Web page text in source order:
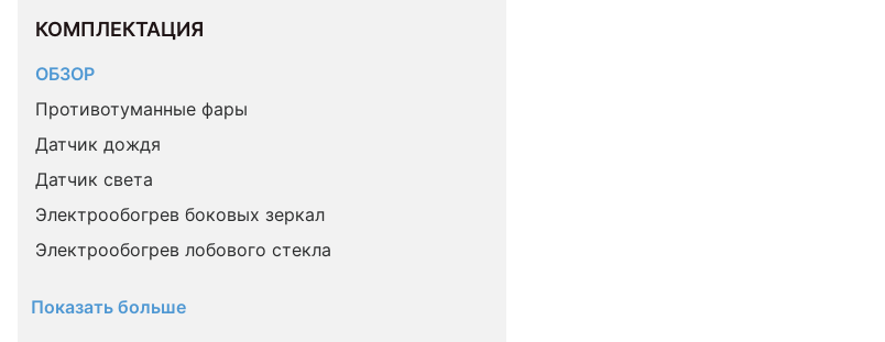
КОМПЛЕКТАЦИЯ
ОБЗОР
Противотуманные фары
Датчик дождя
Датчик света
Электрообогрев боковых зеркал
Электрообогрев лобового стекла
Показать больше